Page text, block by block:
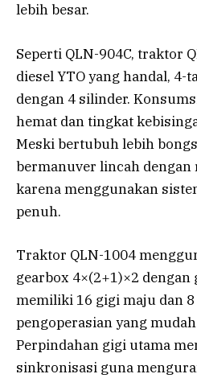
lebih besar.
Seperti QLN-904C, traktor
diesel YTO yang handal, 4-
dengan 4 silinder.
hemat dan tingkat
Meski bertubuh lebih
bermanuver lincah
karena menggunakan
penuh.
Traktor QLN-1004
gearbox 4×(2+1)×2
memiliki 16 gigi maju dan
pengoperasian yang
Perpindahan gigi utama
sinkronisasi guna